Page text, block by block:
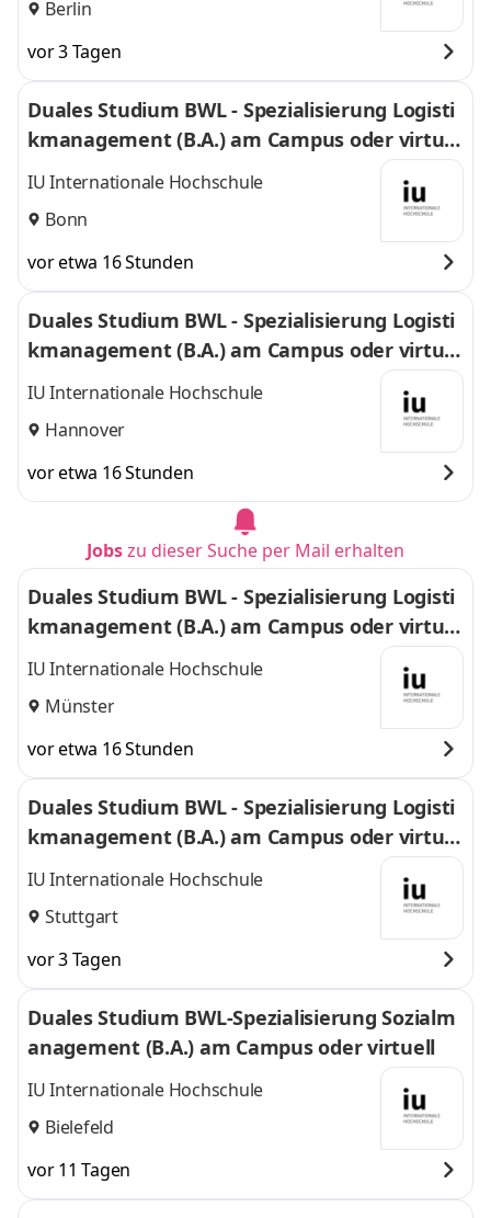
Berlin
vor 3 Tagen
Duales Studium BWL - Spezialisierung Logisti
kmanagement (B.A.) am Campus oder virtuel
l
IU Internationale Hochschule
Bonn
vor etwa 16 Stunden
Duales Studium BWL - Spezialisierung Logisti
kmanagement (B.A.) am Campus oder virtuel
l
IU Internationale Hochschule
Hannover
vor etwa 16 Stunden
Jobszu dieser Suche per Mail erhalten
Duales Studium BWL - Spezialisierung Logisti
kmanagement (B.A.) am Campus oder virtuel
l
IU Internationale Hochschule
Münster
vor etwa 16 Stunden
Duales Studium BWL - Spezialisierung Logisti
kmanagement (B.A.) am Campus oder virtuel
l
IU Internationale Hochschule
Stuttgart
vor 3 Tagen
Duales Studium BWL-Spezialisierung Sozialm
anagement (B.A.) am Campus oder virtuell
IU Internationale Hochschule
Bielefeld
vor 11 Tagen